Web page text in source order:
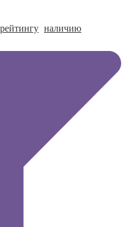
рейтингу наличию